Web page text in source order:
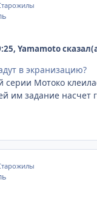
Yamamoto
в экранизацию?
серии Мотоко
им задание насчет